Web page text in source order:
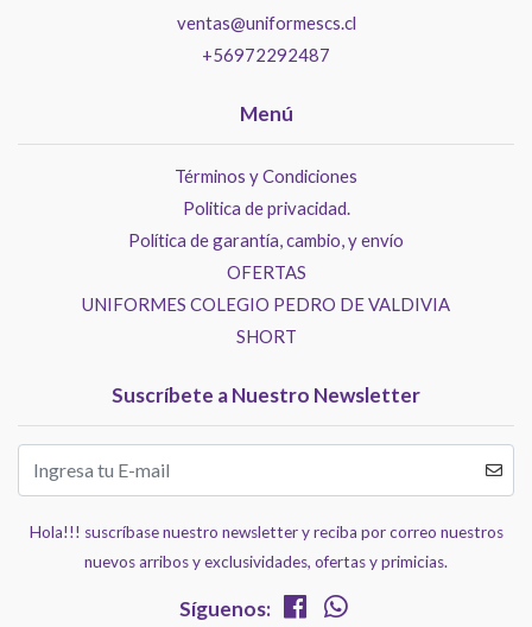
ventas@uniformescs.cl
+56972292487
Menú
Términos y Condiciones
Politica de privacidad.
Política de garantía, cambio, y envío
OFERTAS
UNIFORMES COLEGIO PEDRO DE VALDIVIA
SHORT
Suscríbete a Nuestro Newsletter
Hola!!! suscríbase nuestro newsletter y reciba por correo nuestros
nuevos arribos y exclusividades, ofertas y primicias.
Síguenos: